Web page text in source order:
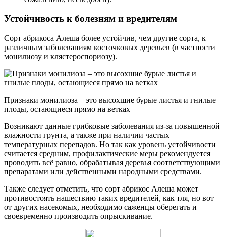
Устойчивость к болезням и вредителям
Сорт абрикоса Алеша более устойчив, чем другие сорта, к
различным заболеваниям косточковых деревьев (в частности
монилиозу и клястероспориозу).
Признаки монилиоза – это высохшие бурые листья и гнилые
плоды, остающиеся прямо на ветках
Возникают данные грибковые заболевания из-за повышенной
влажности грунта, а также при наличии частых
температурных перепадов. Но так как уровень устойчивости
считается средним, профилактические меры рекомендуется
проводить всё равно, обрабатывая деревья соответствующими
препаратами или действенными народными средствами.
Также следует отметить, что сорт абрикос Алеша может
противостоять нашествию таких вредителей, как тля, но вот
от других насекомых, необходимо саженцы оберегать и
своевременно производить опрыскивание.